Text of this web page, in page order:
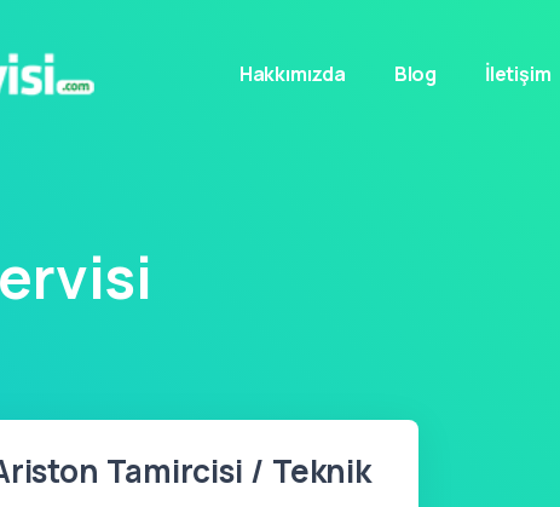
Hakkımızda Blog İletişim
Tamircisi / Teknik